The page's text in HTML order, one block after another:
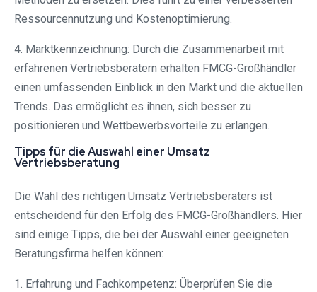
Ressourcennutzung und Kostenoptimierung.
4. Marktkennzeichnung: Durch die Zusammenarbeit mit
erfahrenen Vertriebsberatern erhalten FMCG-Großhändler
einen umfassenden Einblick in den Markt und die aktuellen
Trends. Das ermöglicht es ihnen, sich besser zu
positionieren und Wettbewerbsvorteile zu erlangen.
Tipps für die Auswahl einer Umsatz
Vertriebsberatung
Die Wahl des richtigen Umsatz Vertriebsberaters ist
entscheidend für den Erfolg des FMCG-Großhändlers. Hier
sind einige Tipps, die bei der Auswahl einer geeigneten
Beratungsfirma helfen können:
1. Erfahrung und Fachkompetenz: Überprüfen Sie die